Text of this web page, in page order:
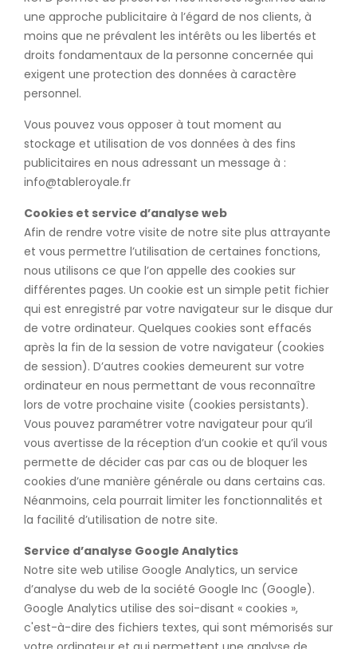
une approche publicitaire à l’égard de nos clients, à
moins que ne prévalent les intérêts ou les libertés et
droits fondamentaux de la personne concernée qui
exigent une protection des données à caractère
personnel.
Vous pouvez vous opposer à tout moment au
stockage et utilisation de vos données à des fins
publicitaires en nous adressant un message à :
info@tableroyale.fr
Cookies et service d’analyse web
Afin de rendre votre visite de notre site plus attrayante
et vous permettre l’utilisation de certaines fonctions,
nous utilisons ce que l’on appelle des cookies sur
différentes pages. Un cookie est un simple petit fichier
qui est enregistré par votre navigateur sur le disque dur
de votre ordinateur. Quelques cookies sont effacés
après la fin de la session de votre navigateur (cookies
de session). D’autres cookies demeurent sur votre
ordinateur en nous permettant de vous reconnaître
lors de votre prochaine visite (cookies persistants).
Vous pouvez paramétrer votre navigateur pour qu’il
vous avertisse de la réception d’un cookie et qu’il vous
permette de décider cas par cas ou de bloquer les
cookies d’une manière générale ou dans certains cas.
Néanmoins, cela pourrait limiter les fonctionnalités et
la facilité d’utilisation de notre site.
Service d’analyse Google Analytics
Notre site web utilise Google Analytics, un service
d’analyse du web de la société Google Inc (Google).
Google Analytics utilise des soi-disant « cookies »,
c'est-à-dire des fichiers textes, qui sont mémorisés sur